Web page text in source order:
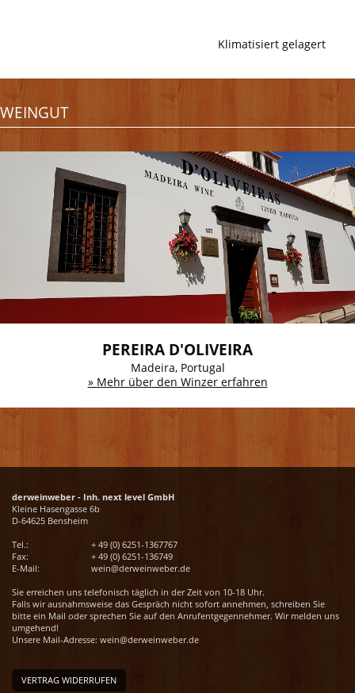
Klimatisiert gelagert
WEINGUT
PEREIRA D'OLIVEIRA
Madeira, Portugal
» Mehr über den Winzer erfahren
derweinweber - Inh. next level GmbH
Kleine Hasengasse 6b
D-64625 Bensheim
Tel.:
+ 49 (0) 6251-1367767
Fax:
+ 49 (0) 6251-136749
E-Mail:
wein@derweinweber.de
Sie erreichen uns telefonisch täglich in der Zeit von 10-18 Uhr.
Falls wir ausnahmsweise das Gespräch nicht sofort annehmen, schreiben Sie
bitte ein Mail oder sprechen Sie auf den Anrufentgegennehmer. Wir melden uns
umgehend!
Unsere Mail-Adresse: wein@derweinweber.de
VERTRAG WIDERRUFEN